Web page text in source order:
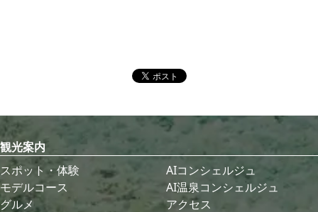
観光案内
スポット・体験
モデルコース
グルメ
AIコンシェルジュ
AI温泉コンシェルジュ
アクセス